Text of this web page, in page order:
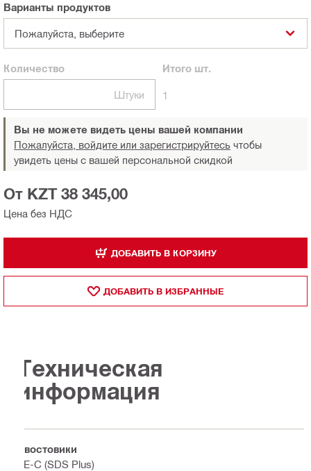
Варианты продуктов
Пожалуйста, выберите
Количество
Штуки
Итого шт.
1
Вы не можете видеть цены вашей компании
Пожалуйста, войдите или зарегистрируйтесь чтобы
увидеть цены с вашей персональной скидкой
Цена без НДС
От KZT 38 345,00
ДОБАВИТЬ В КОРЗИНУ
ДОБАВИТЬ В ИЗБРАННЫЕ
Техническая
информация
Хвостовики
TE-C (SDS Plus)